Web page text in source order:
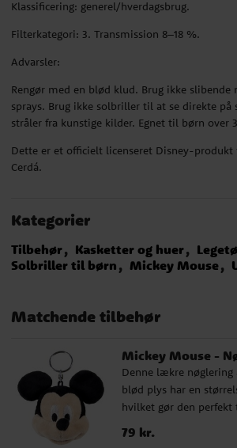
Klassificering: generel/hverdagsbrug.
Filterkategori: 3. Transmission 8–18 %.
Advarsler:
Rengør med en blød klud. Brug ikke
sprays. Brug ikke solbriller til at se direkte på
stråler fra kunstige kilder. Egnet til børn over
Dette er et officielt licenseret Disney-produkt
Cerdá.
Kategorier
Tilbehør Kasketter og huer
Solbriller til børn
Mickey Mouse
Matchende tilbehør
Mickey Mouse -
Denne lækre nøglering
blød plys har en
hvilket gør den perfekt
nøglebundter,
Den er også en
Pris:79 kr.
79 kr.